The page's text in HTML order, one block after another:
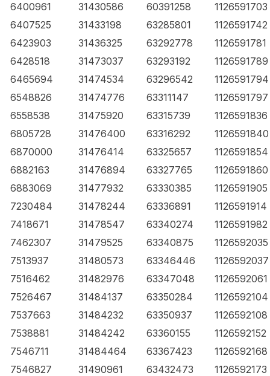
6400961
31430586 60391258
1126591703
6407525
31433198 63285801
1126591742
6423903
31436325 63292778
1126591781
6428518
31473037 63293192
1126591789
6465694
31474534 63296542
1126591794
6548826
31474776 63311147
1126591797
6558538
31475920 63315739
1126591836
6805728
31476400 63316292
1126591840
6870000
31476414 63325657
1126591854
6882163
31476894 63327765
1126591860
6883069
31477932 63330385
1126591905
7230484
31478244 63336891
1126591914
7418671
31478547 63340274
1126591982
7462307
31479525 63340875
1126592035
7513937
31480573 63346446
1126592037
7516462
31482976 63347048
1126592061
7526467
31484137 63350284
1126592104
7537663
31484232 63350937
1126592108
7538881
31484242 63360155
1126592152
7546711
31484464 63367423
1126592168
7546827
31490961 63432473
1126592173